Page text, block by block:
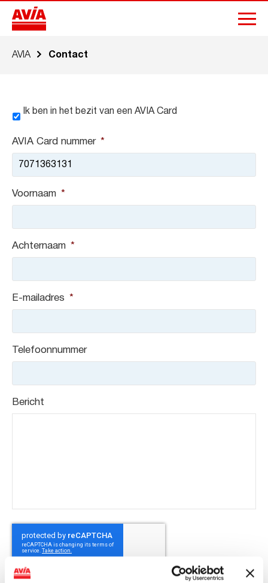
AVIA Contact
het
van
AVIA
Ik ben in het bezit van een AVIA Card
AVIA Card nummer *
Voornaam *
Achternaam *
E-mailadres *
Telefoonnummer
Bericht
Instemming